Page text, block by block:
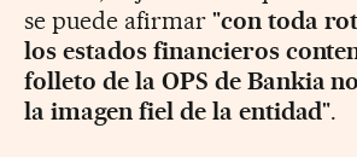
se puede afirmar "con toda
los estados financieros
folleto de la OPS de Bankia
la imagen fiel de la entidad".